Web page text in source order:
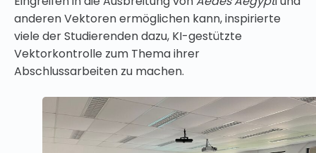
anderen Vektoren ermöglichen kann, inspirierte
viele der Studierenden dazu, KI-gestützte
Vektorkontrolle zum Thema ihrer
Abschlussarbeiten zu machen.